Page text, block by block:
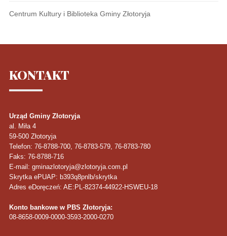
Centrum Kultury i Biblioteka Gminy Złotoryja
KONTAKT
Urząd Gminy Złotoryja
al. Miła 4
59-500 Złotoryja
Telefon: 76-8788-700, 76-8783-579, 76-8783-780
Faks: 76-8788-716
E-mail: gminazlotoryja@zlotoryja.com.pl
Skrytka ePUAP: b393q8pnlb/skrytka
Adres eDoręczeń: AE:PL-82374-44922-HSWEU-18
Konto bankowe w PBS Złotoryja:
08-8658-0009-0000-3593-2000-0270